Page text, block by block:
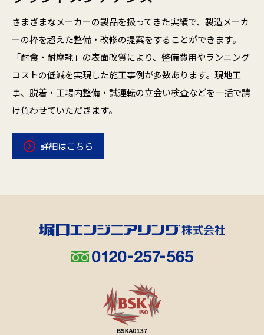
さまざまなメーカーの製品を扱ってきた実績で、製造メーカ
ーの枠を超えた整備・改修の提案をすることができます。
「耐食・耐摩耗」の表面改質により、整備費用やランニング
コストの低減を実現した施工事例が多数あります。現地工
事、脱着・工場内整備・試運転の立会い検査などを一括で請
け負わせていただきます。
詳細はこちら